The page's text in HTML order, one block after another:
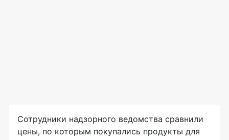
Сотрудники надзорного ведомства сравнили
цены, по которым покупались продукты для